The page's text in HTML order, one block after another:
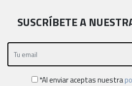
SUSCRÍBETE A
*Al enviar aceptas nuestra